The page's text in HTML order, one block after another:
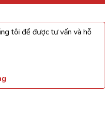
tôi để được tư vấn và hỗ